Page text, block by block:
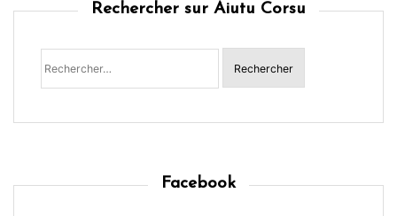
Rechercher sur Aiutu Corsu
Rechercher :
Facebook